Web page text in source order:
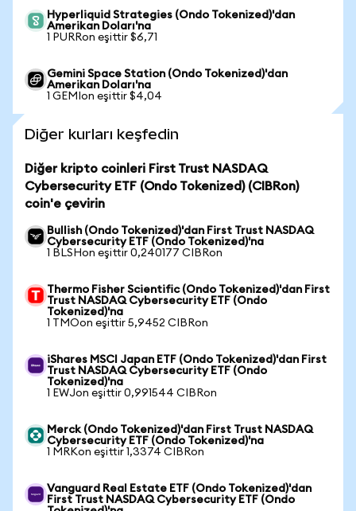
Hyperliquid Strategies (Ondo Tokenized)'dan
Amerikan Doları'na
1 PURRon eşittir $6,71
Gemini Space Station (Ondo Tokenized)'dan
Amerikan Doları'na
1 GEMIon eşittir $4,04
Diğer kurları keşfedin
Diğer kripto coinleri First Trust NASDAQ
Cybersecurity ETF (Ondo Tokenized) (CIBRon)
coin'e çevirin
Bullish (Ondo Tokenized)'dan First Trust NASDAQ
Cybersecurity ETF (Ondo Tokenized)'na
1 BLSHon eşittir 0,240177 CIBRon
Thermo Fisher Scientific (Ondo Tokenized)'dan First
Trust NASDAQ Cybersecurity ETF (Ondo
Tokenized)'na
1 TMOon eşittir 5,9452 CIBRon
iShares MSCI Japan ETF (Ondo Tokenized)'dan First
Trust NASDAQ Cybersecurity ETF (Ondo
Tokenized)'na
1 EWJon eşittir 0,991544 CIBRon
Merck (Ondo Tokenized)'dan First Trust NASDAQ
Cybersecurity ETF (Ondo Tokenized)'na
1 MRKon eşittir 1,3374 CIBRon
Vanguard Real Estate ETF (Ondo Tokenized)'dan
First Trust NASDAQ Cybersecurity ETF (Ondo